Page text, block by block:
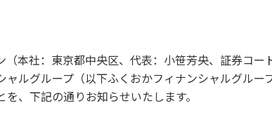
本社：東京都中央区、代表：小笹芳央、証券コー
ルグループ（以下ふくおかフィナンシャルグルー
、下記の通りお知らせいたします。